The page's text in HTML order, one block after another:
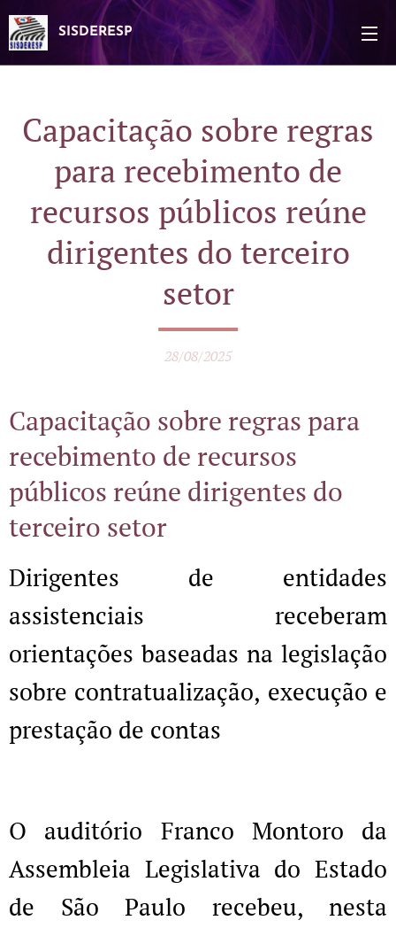
SISDERESP
Capacitação sobre regras
para recebimento de
recursos públicos reúne
dirigentes do terceiro
setor
28/08/2025
Capacitação sobre regras para
recebimento de recursos
públicos reúne dirigentes do
terceiro setor
Dirigentes de entidades
assistenciais receberam
orientações baseadas na legislação
sobre contratualização, execução e
prestação de contas
O auditório Franco Montoro da
Assembleia Legislativa do Estado
de São Paulo recebeu, nesta